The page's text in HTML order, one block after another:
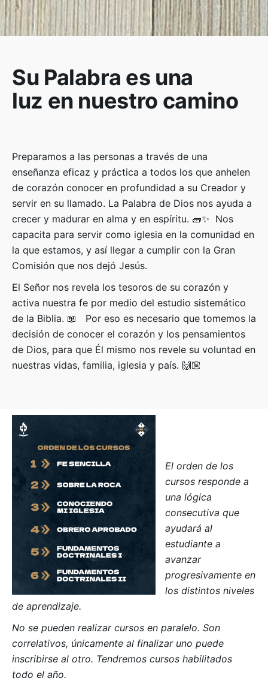
Su Palabra es una
luz en nuestro camino
Preparamos a las personas a través de una
enseñanza eficaz y práctica a todos los que anhelen
de corazón conocer en profundidad a su Creador y
servir en su llamado. La Palabra de Dios nos ayuda a
crecer y madurar en alma y en espíritu. 🧱✨ Nos
capacita para servir como iglesia en la comunidad en
la que estamos, y así llegar a cumplir con la Gran
Comisión que nos dejó Jesús.
El Señor nos revela los tesoros de su corazón y
activa nuestra fe por medio del estudio sistemático
de la Biblia. 📖 Por eso es necesario que tomemos la
decisión de conocer el corazón y los pensamientos
de Dios, para que Él mismo nos revele su voluntad en
nuestras vidas, familia, iglesia y país. 🙌🏼
El orden de los
cursos responde a
una lógica
consecutiva que
ayudará al
estudiante a
avanzar
progresivamente en
los distintos niveles
de aprendizaje.
No se pueden realizar cursos en paralelo. Son
correlativos, únicamente al finalizar uno puede
inscribirse al otro. Tendremos cursos habilitados
todo el año.